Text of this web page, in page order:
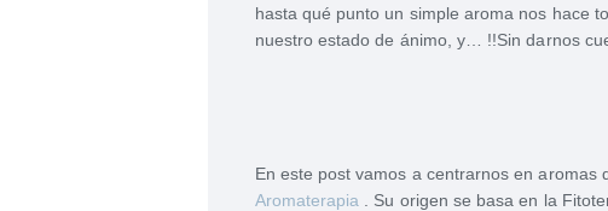
hasta qué punto un simple aroma nos hace
nuestro estado de ánimo, y… !!Sin darnos
En este post vamos a centrarnos en aromas
Aromaterapia . Su origen se basa en la